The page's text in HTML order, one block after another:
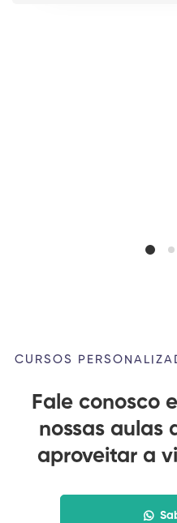
CURSOS
Fale conosco
nossas aulas
aproveitar a